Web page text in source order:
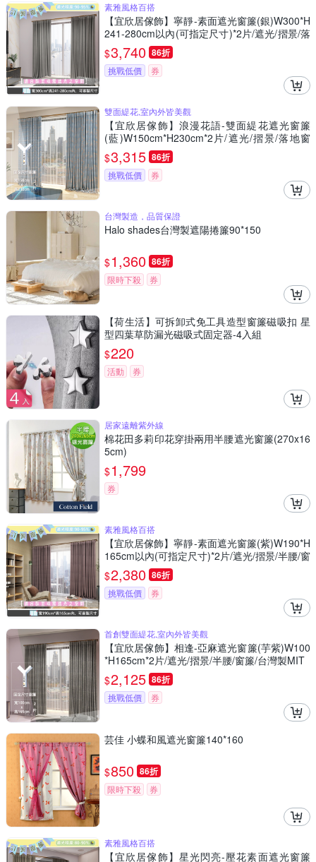
素雅風格百搭
【宜欣居傢飾】寧靜-素面遮光窗簾(銀)W300*H
241-280cm以內(可指定尺寸)*2片/遮光/摺景/落
地/窗簾/台灣製MIT
$3,740 86折
挑戰低價 券
雙面緹花,室內外皆美觀
【宜欣居傢飾】浪漫花語-雙面緹花遮光窗簾
(藍)W150cm*H230cm*2片/遮光/摺景/落地窗
簾/台灣製MIT
$3,315 86折
挑戰低價 券
台灣製造，品質保證
Halo shades台灣製遮陽捲簾90*150
$1,360 86折
限時下殺 券
【荷生活】可拆卸式免工具造型窗簾磁吸扣 星
型四葉草防漏光磁吸式固定器-4入組
$220
活動 券
居家遠離紫外線
棉花田多莉印花穿掛兩用半腰遮光窗簾(270x16
5cm)
$1,799
券
素雅風格百搭
【宜欣居傢飾】寧靜-素面遮光窗簾(紫)W190*H
165cm以內(可指定尺寸)*2片/遮光/摺景/半腰/窗
簾/台灣製MIT
$2,380 86折
挑戰低價 券
首創雙面緹花,室內外皆美觀
【宜欣居傢飾】相逢-亞麻遮光窗簾(芋紫)W100
*H165cm*2片/遮光/摺景/半腰/窗簾/台灣製MIT
$2,125 86折
挑戰低價 券
芸佳 小蝶和風遮光窗簾140*160
$850 86折
限時下殺 券
素雅風格百搭
【宜欣居傢飾】星光閃亮-壓花素面遮光窗簾